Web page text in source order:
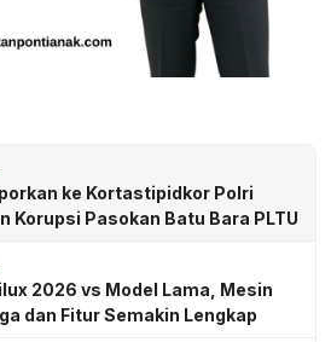
ke Kortastipidkor Polri
Korupsi Pasokan Batu Bara PLTU
2026 vs Model Lama, Mesin
dan Fitur Semakin Lengkap